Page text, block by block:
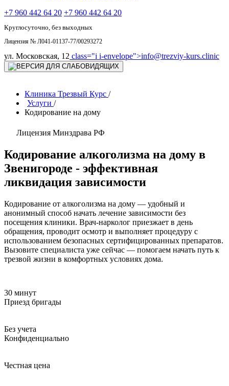
+7 960 442 64 20 +7 960 442 64 20
Круглосуточно, без выходных
Лицензия № Л041-01137-77/00293272
ул. Московская, 12 class="i i-envelope">info@trezviy-kurs.clinic
Клиника Трезвый Курс /
Услуги /
Кодирование на дому
Лицензия Минздрава РФ
Кодирование алкоголизма на дому в
Звенигороде - эффективная
ликвидация зависимости
Кодирование от алкоголизма на дому — удобный и
анонимный способ начать лечение зависимости без
посещения клиники. Врач-нарколог приезжает в день
обращения, проводит осмотр и выполняет процедуру с
использованием безопасных сертифицированных препаратов.
Вызовите специалиста уже сейчас — помогаем начать путь к
трезвой жизни в комфортных условиях дома.
30 минут
Приезд бригады
Без учета
Конфиденциально
Честная цена